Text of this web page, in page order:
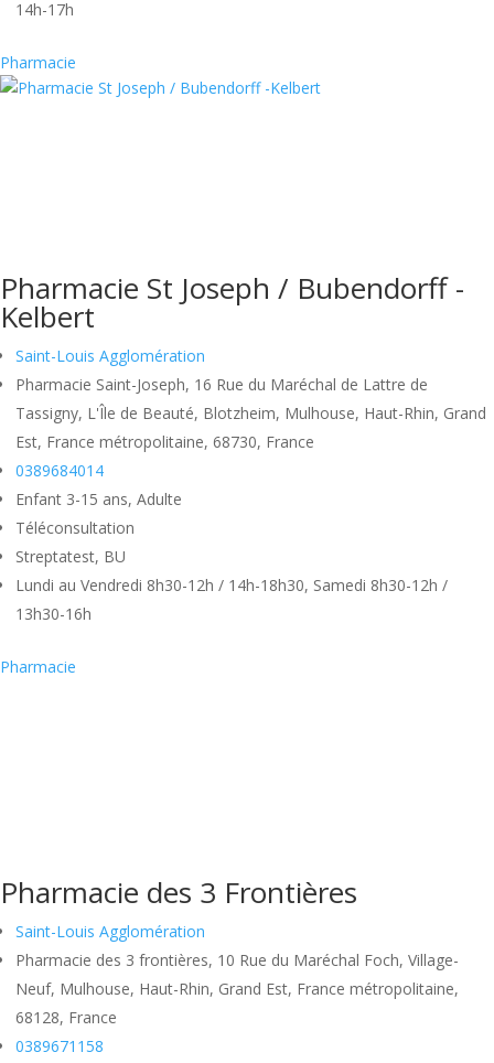
14h-17h
Pharmacie
Pharmacie St Joseph / Bubendorff -
Kelbert
Saint-Louis Agglomération
Pharmacie Saint-Joseph, 16 Rue du Maréchal de Lattre de
Tassigny, L'Île de Beauté, Blotzheim, Mulhouse, Haut-Rhin, Grand
Est, France métropolitaine, 68730, France
0389684014
Enfant 3-15 ans, Adulte
Téléconsultation
Streptatest, BU
Lundi au Vendredi 8h30-12h / 14h-18h30, Samedi 8h30-12h /
13h30-16h
Pharmacie
Pharmacie des 3 Frontières
Saint-Louis Agglomération
Pharmacie des 3 frontières, 10 Rue du Maréchal Foch, Village-
Neuf, Mulhouse, Haut-Rhin, Grand Est, France métropolitaine,
68128, France
0389671158